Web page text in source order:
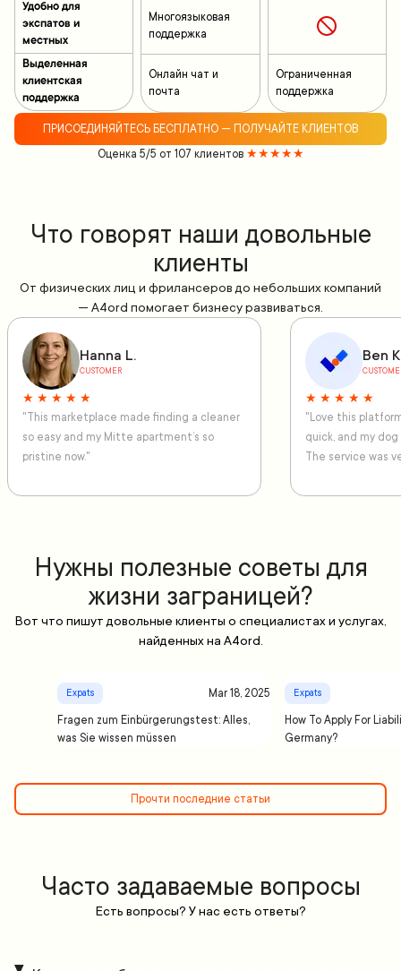
Удобно для
экспатов и
местных
Выделенная
клиентская
поддержка
Многоязыковая
поддержка
Онлайн чат и
почта
Ограниченная
поддержка
ПРИСОЕДИНЯЙТЕСЬ БЕСПЛАТНО — ПОЛУЧАЙТЕ КЛИЕНТОВ
Оценка 5/5 от 107 клиентов ★★★★★
Что говорят наши довольные
клиенты
От физических лиц и фрилансеров до небольших компаний
— A4ord помогает бизнесу развиваться.
Hanna L.
CUSTOMER
★ ★ ★ ★ ★
"This marketplace made finding a cleaner
so easy and my Mitte apartment’s so
pristine now."
Ben
★ ★ ★ ★ ★
"Love this
quick, and my
The service was
Нужны полезные советы для
жизни заграницей?
Вот что пишут довольные клиенты о специалистах и услугах,
найденных на A4ord.
Expats Mar 18, 2025
Fragen zum Einbürgerungstest: Alles,
was Sie wissen müssen
Expats
How To Apply For
Germany?
Прочти последние статьи
Часто задаваемые вопросы
Есть вопросы? У нас есть ответы?